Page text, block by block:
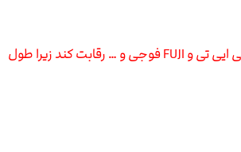
این قطعه ساخت یکی از بهترین کارخانه های چین است که یکی از معتبر ترین کارخانه های جهان است و از نظر کیفیت میتواند به راحتی با محصولاتی مانند CET سی ایی تی و FUJI فوجی و … رقابت کند زیرا طول